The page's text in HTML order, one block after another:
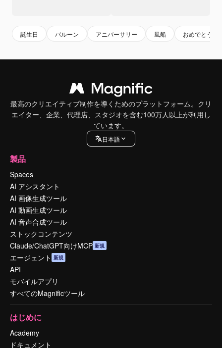
誕生日 バルーン アニバーサリー 風船 おめでとう
最高のクリエイティブ制作を導くためのプラットフォーム。クリ
エイター、企業、代理店、スタジオを含む100万人以上が利用し
ています。
日本語
製品
Spaces
AI アシスタント
AI 画像生成ツール
AI 動画生成ツール
AI 音声合成ツール
ストックコンテンツ
Claude/ChatGPT向けMCP 新規
エージェント 新規
API
モバイルアプリ
すべてのMagnificツール
はじめに
Academy
ドキュメント